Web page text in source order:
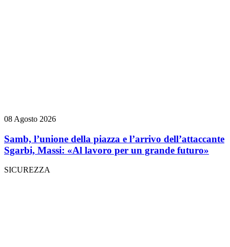
08 Agosto 2026
Samb, l’unione della piazza e l’arrivo dell’attaccante
Sgarbi, Massi: «Al lavoro per un grande futuro»
SICUREZZA